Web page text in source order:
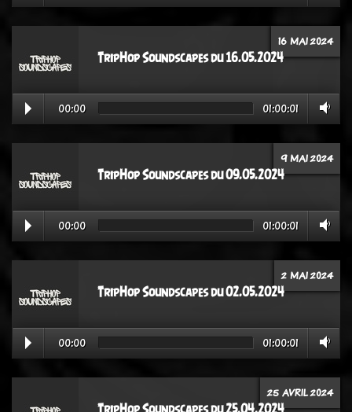
16 MAI 2024
TripHop Soundscapes du 16.05.2024
00:00 01:00:01
9 MAI 2024
TripHop Soundscapes du 09.05.2024
00:00 01:00:01
2 MAI 2024
TripHop Soundscapes du 02.05.2024
00:00 01:00:01
25 AVRIL 2024
TripHop Soundscapes du 25.04.2024